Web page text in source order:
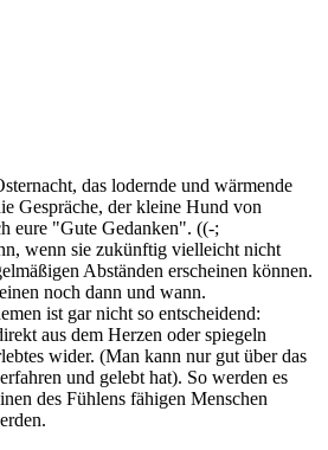
das lodernde und wärmende
Gespräche, der kleine Hund von
eure "Gute Gedanken". ((-;
wenn sie zukünftig vielleicht nicht
Abständen erscheinen können.
noch dann und wann.
ist gar nicht so entscheidend:
aus dem Herzen oder spiegeln
wider. (Man kann nur gut über das
und gelebt hat). So werden es
des Fühlens fähigen Menschen